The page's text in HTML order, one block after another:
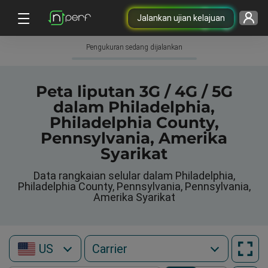
Jalankan ujian kelajuan
Pengukuran sedang dijalankan
Peta liputan 3G / 4G / 5G
dalam Philadelphia,
Philadelphia County,
Pennsylvania, Amerika
Syarikat
Data rangkaian selular dalam Philadelphia,
Philadelphia County, Pennsylvania, Pennsylvania,
Amerika Syarikat
US